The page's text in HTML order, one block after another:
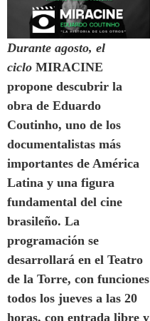
Durante agosto, el
ciclo MIRACINE
propone descubrir la
obra de Eduardo
Coutinho, uno de los
documentalistas más
importantes de América
Latina y una figura
fundamental del cine
brasileño. La
programación se
desarrollará en el Teatro
de la Torre, con funciones
todos los jueves a las 20
horas, con entrada libre y